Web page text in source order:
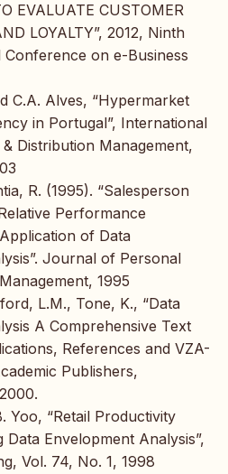
EVALUATE CUSTOMER
LOYALTY”, 2012, Ninth
Conference on e-Business
C.A. Alves, “Hypermarket
in Portugal”, International
Distribution Management,
R. (1995). “Salesperson
Performance
of Data
Journal of Personal
1995
L.M., Tone, K., “Data
A Comprehensive Text
References and VZA-
Publishers,
Yoo, “Retail Productivity
Data Envelopment Analysis”,
Vol. 74, No. 1, 1998